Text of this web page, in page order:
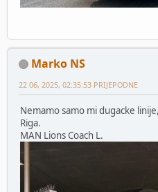
Marko NS
22 06, 2025, 02:35:53 PRIJEPODNE
Nemamo samo mi dugacke
Riga.
MAN Lions Coach L.